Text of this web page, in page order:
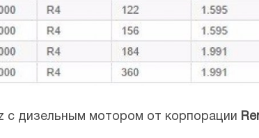
с дизельным мотором от корпорации